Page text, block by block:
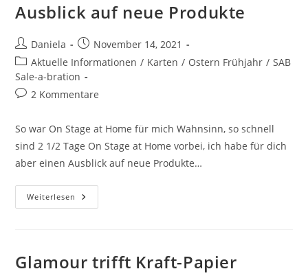
Ausblick auf neue Produkte
Daniela
November 14, 2021
Aktuelle Informationen / Karten / Ostern Frühjahr / SAB
Sale-a-bration
2 Kommentare
So war On Stage at Home für mich Wahnsinn, so schnell
sind 2 1/2 Tage On Stage at Home vorbei, ich habe für dich
aber einen Ausblick auf neue Produkte…
Weiterlesen
Glamour trifft Kraft-Papier